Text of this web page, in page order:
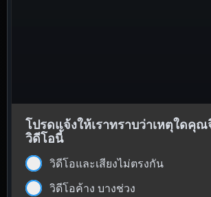
โปรดแจ้งให้เราทราบว่าเหตุใดคุณ
วิดีโอนี้
วิดีโอและเสียงไม่ตรงกัน
วิดีโอค้าง บางช่วง